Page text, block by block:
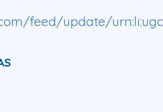
feed/update/